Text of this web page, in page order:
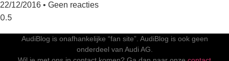
22/12/2016
Geen reacties
AudiBlog is onafhankelijke “fan site”. AudiBlog is ook geen
onderdeel van Audi AG.